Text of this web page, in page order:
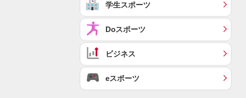
学生スポーツ
Doスポーツ
ビジネス
eスポーツ